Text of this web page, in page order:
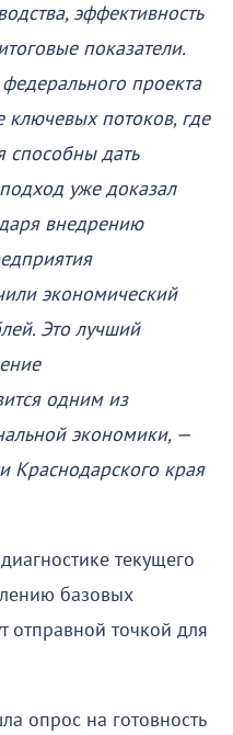
эффективность
показатели.
проекта
ключевых потоков, где
дать
уже доказал
внедрению
экономический
Это лучший
одним из
экономики, —
Краснодарского края
текущего
базовых
отправной точкой для
опрос на готовность